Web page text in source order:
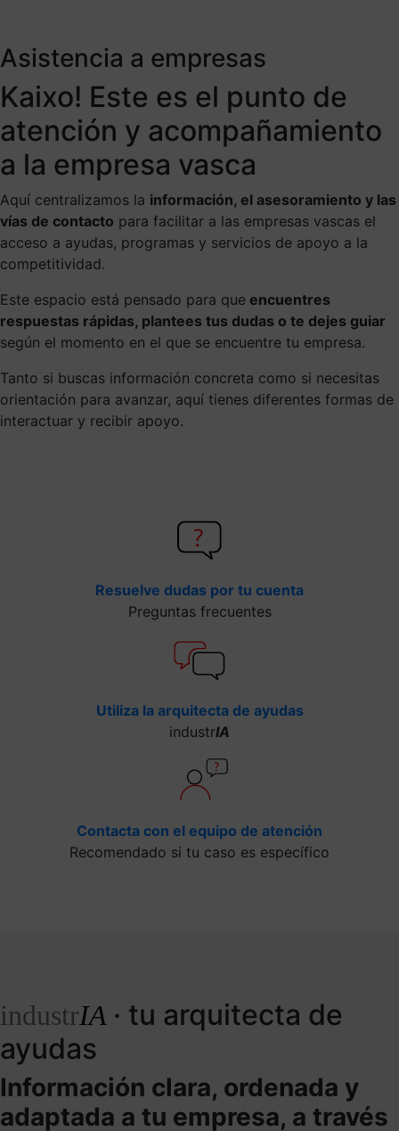
Asistencia a empresas
Kaixo! Este es el punto de
atención y acompañamiento
a la empresa vasca
Aquí centralizamos la información, el asesoramiento y las
vías de contacto para facilitar a las empresas vascas el
acceso a ayudas, programas y servicios de apoyo a la
competitividad.
Este espacio está pensado para que encuentres
respuestas rápidas, plantees tus dudas o te dejes guiar
según el momento en el que se encuentre tu empresa.
Tanto si buscas información concreta como si necesitas
orientación para avanzar, aquí tienes diferentes formas de
interactuar y recibir apoyo.
Resuelve dudas por tu cuenta
Preguntas frecuentes
Utiliza la arquitecta de ayudas
industrIA
Contacta con el equipo de atención
Recomendado si tu caso es específico
industrIA · tu arquitecta de
ayudas
Información clara, ordenada y
adaptada a tu empresa, a través